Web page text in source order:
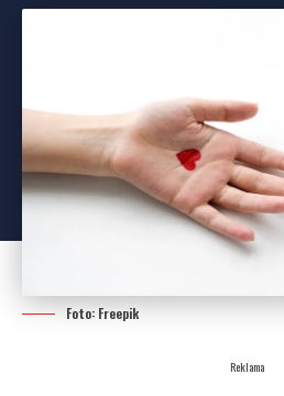
Foto: Freepik
Reklama